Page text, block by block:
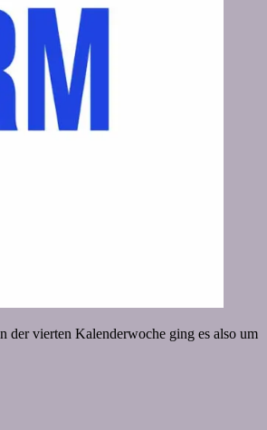
der vierten Kalenderwoche ging es also um